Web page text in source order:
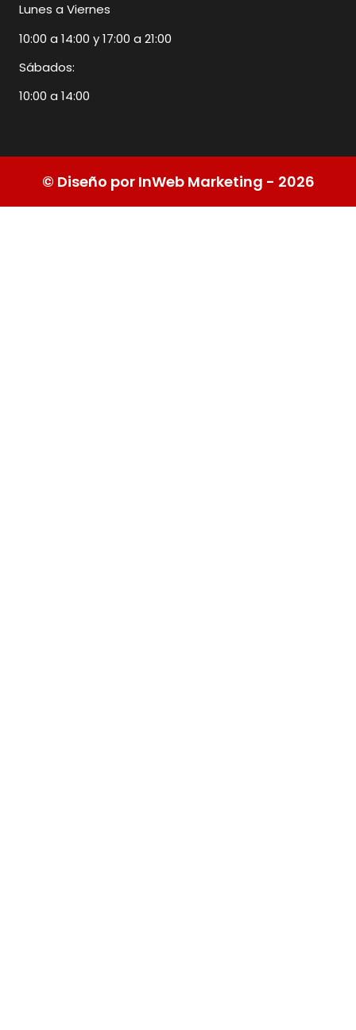
Lunes a Viernes
10:00 a 14:00 y 17:00 a 21:00
Sábados:
10:00 a 14:00
© Diseño por InWeb Marketing - 2026